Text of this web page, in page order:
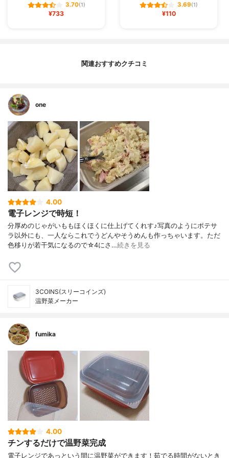
3.70(1)
¥733
3.69(1)
¥110
関連おすすめクチコミ
one
4.00
電子レンジで時短！
分厚めのじゃがいももほくほくに仕上げてくれす♪写真のようにポテサ
ラ以外にも、一人ならこれでうどんやそうめんも作っちゃいます。ただ
色移りが若干気になるので☆4にさ…続きを見る
3COINS(スリーコインズ)
温野菜メーカー
fumika
4.00
チンするだけで温野菜完成
電子レンジであっという間に温野菜ができます！茹でる時間がないとき